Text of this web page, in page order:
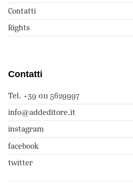
Contatti
Rights
Contatti
Tel. +39 011 5629997
info@addeditore.it
instagram
facebook
twitter